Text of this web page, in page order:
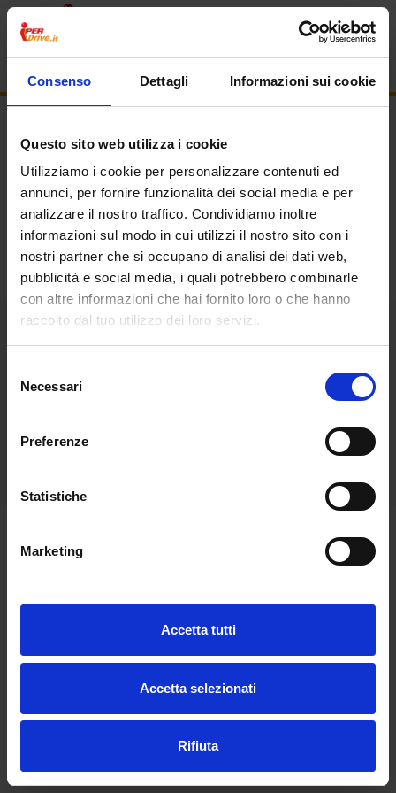
Consenso Dettagli Informazioni sui cookie
Questo sito web utilizza i cookie
Utilizziamo i cookie per personalizzare contenuti ed
annunci, per fornire funzionalità dei social media e per
analizzare il nostro traffico. Condividiamo inoltre
informazioni sul modo in cui utilizzi il nostro sito con i
nostri partner che si occupano di analisi dei dati web,
pubblicità e social media, i quali potrebbero combinarle
con altre informazioni che hai fornito loro o che hanno
raccolto dal tuo utilizzo dei loro servizi.
delNecessari
Preferenze
Statistiche
Marketing
Accetta tutti
Accetta selezionati
Rifiuta
Homepage |